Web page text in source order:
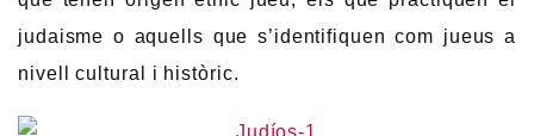
judaisme o aquells que s’identifiquen com jueus a
nivell cultural i històric.